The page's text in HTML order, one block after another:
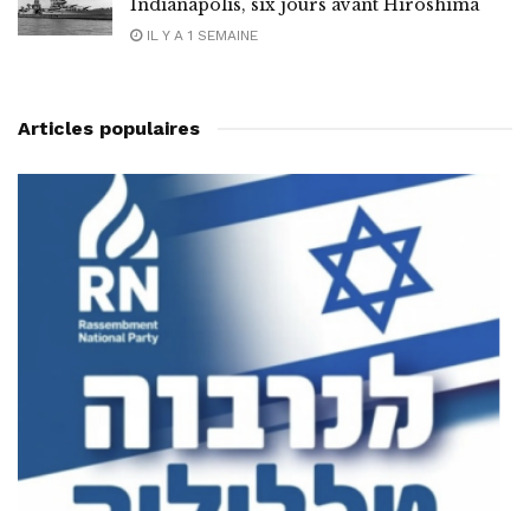
IL Y A 1 SEMAINE
Articles populaires